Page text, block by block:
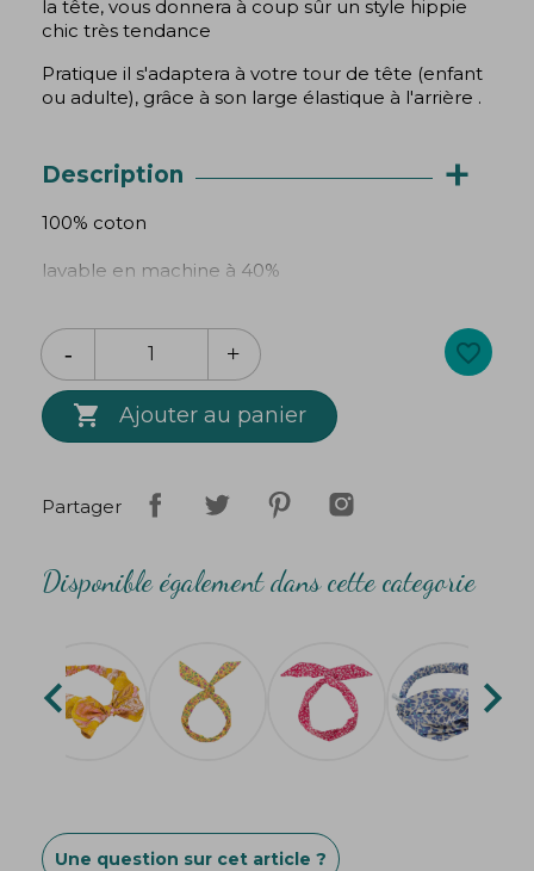
(1 avis)
la tête, vous donnera à coup sûr un style hippie
chic très tendance
Pratique il s'adaptera à votre tour de tête (enfant
ou adulte), grâce à son large élastique à l'arrière .
Description +
100% coton
lavable en machine à 40%
tour de tête maximum 65 cm
Création Bibop &Lula
 Ajouter au panier
favorite_border
Partager
Disponible également dans cette categorie
 
Une question sur cet article ?